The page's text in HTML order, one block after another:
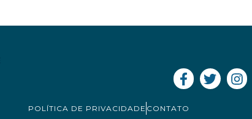
POLÍTICA DE PRIVACIDADE CONTATO